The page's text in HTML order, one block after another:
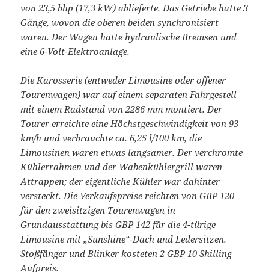
von 23,5 bhp (17,3 kW) ablieferte. Das Getriebe hatte 3
Gänge, wovon die oberen beiden synchronisiert
waren. Der Wagen hatte hydraulische Bremsen und
eine 6-Volt-Elektroanlage.
Die Karosserie (entweder Limousine oder offener
Tourenwagen) war auf einem separaten Fahrgestell
mit einem Radstand von 2286 mm montiert. Der
Tourer erreichte eine Höchstgeschwindigkeit von 93
km/h und verbrauchte ca. 6,25 l/100 km, die
Limousinen waren etwas langsamer. Der verchromte
Kühlerrahmen und der Wabenkühlergrill waren
Attrappen; der eigentliche Kühler war dahinter
versteckt. Die Verkaufspreise reichten von GBP 120
für den zweisitzigen Tourenwagen in
Grundausstattung bis GBP 142 für die 4-türige
Limousine mit „Sunshine“-Dach und Ledersitzen.
Stoßfänger und Blinker kosteten 2 GBP 10 Shilling
Aufpreis.